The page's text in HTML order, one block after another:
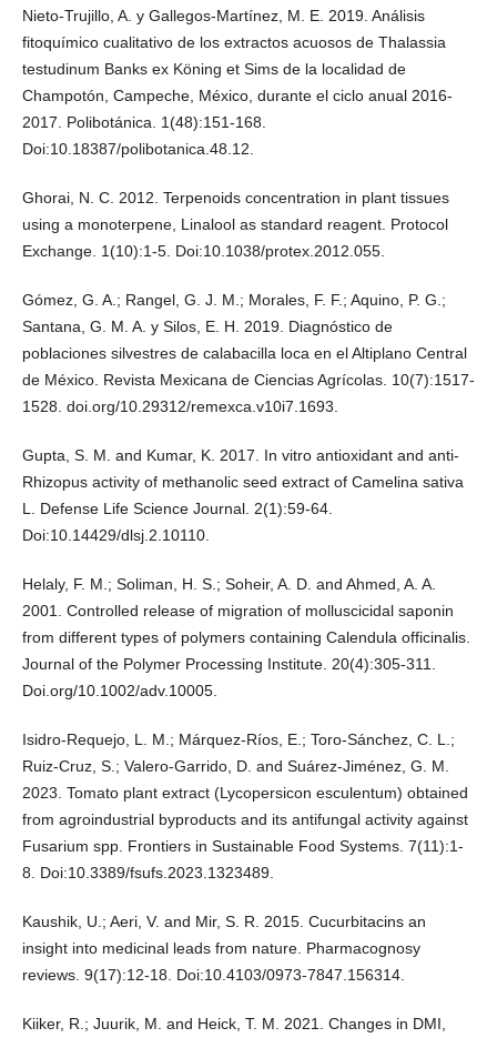
Nieto-Trujillo, A. y Gallegos-Martínez, M. E. 2019. Análisis
fitoquímico cualitativo de los extractos acuosos de Thalassia
testudinum Banks ex Köning et Sims de la localidad de
Champotón, Campeche, México, durante el ciclo anual 2016-
2017. Polibotánica. 1(48):151-168.
Doi:10.18387/polibotanica.48.12.
Ghorai, N. C. 2012. Terpenoids concentration in plant tissues
using a monoterpene, Linalool as standard reagent. Protocol
Exchange. 1(10):1-5. Doi:10.1038/protex.2012.055.
Gómez, G. A.; Rangel, G. J. M.; Morales, F. F.; Aquino, P. G.;
Santana, G. M. A. y Silos, E. H. 2019. Diagnóstico de
poblaciones silvestres de calabacilla loca en el Altiplano Central
de México. Revista Mexicana de Ciencias Agrícolas. 10(7):1517-
1528. doi.org/10.29312/remexca.v10i7.1693.
Gupta, S. M. and Kumar, K. 2017. In vitro antioxidant and anti-
Rhizopus activity of methanolic seed extract of Camelina sativa
L. Defense Life Science Journal. 2(1):59-64.
Doi:10.14429/dlsj.2.10110.
Helaly, F. M.; Soliman, H. S.; Soheir, A. D. and Ahmed, A. A.
2001. Controlled release of migration of molluscicidal saponin
from different types of polymers containing Calendula officinalis.
Journal of the Polymer Processing Institute. 20(4):305-311.
Doi.org/10.1002/adv.10005.
Isidro-Requejo, L. M.; Márquez-Ríos, E.; Toro-Sánchez, C. L.;
Ruiz-Cruz, S.; Valero-Garrido, D. and Suárez-Jiménez, G. M.
2023. Tomato plant extract (Lycopersicon esculentum) obtained
from agroindustrial byproducts and its antifungal activity against
Fusarium spp. Frontiers in Sustainable Food Systems. 7(11):1-
8. Doi:10.3389/fsufs.2023.1323489.
Kaushik, U.; Aeri, V. and Mir, S. R. 2015. Cucurbitacins an
insight into medicinal leads from nature. Pharmacognosy
reviews. 9(17):12-18. Doi:10.4103/0973-7847.156314.
Kiiker, R.; Juurik, M. and Heick, T. M. 2021. Changes in DMI,